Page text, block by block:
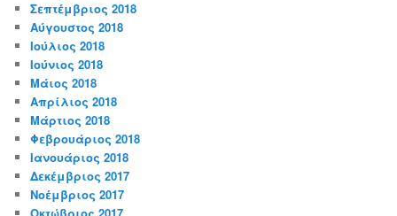
Σεπτέμβριος 2018
Αύγουστος 2018
Ιούλιος 2018
Ιούνιος 2018
Μάιος 2018
Απρίλιος 2018
Μάρτιος 2018
Φεβρουάριος 2018
Ιανουάριος 2018
Δεκέμβριος 2017
Νοέμβριος 2017